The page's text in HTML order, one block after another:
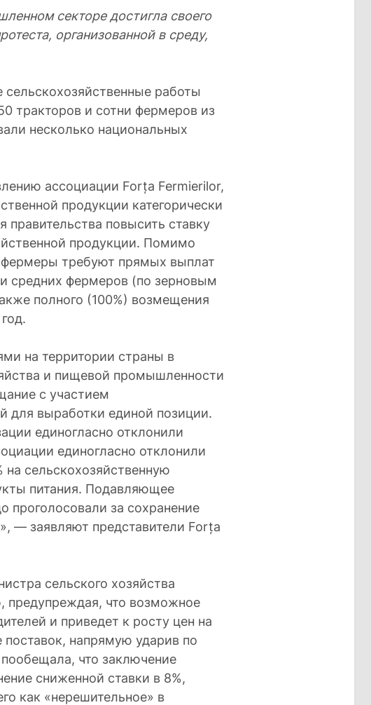
секторе достигла своего
организованной в среду,
работы
тракторов и сотни фермеров из
несколько национальных
ассоциации Forța Fermierilor,
продукции категорически
правительства повысить ставку
продукции. Помимо
фермеры требуют прямых выплат
средних фермеров (по зерновым
полного (100%) возмещения
на территории страны в
и пищевой промышленности
с участием
для выработки единой позиции.
единогласно отклонили
единогласно отклонили
сельскохозяйственную
питания. Подавляющее
проголосовали за сохранение
— заявляют представители Forța
сельского хозяйства
предупреждая, что возможное
и приведет к росту цен на
поставок, напрямую ударив по
что заключение
сниженной ставки в 8%,
как «нерешительное» в